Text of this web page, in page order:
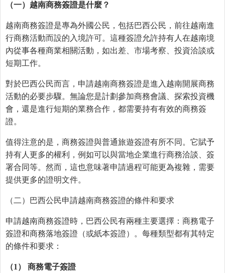
（一）越南商務簽證是什麼 ？
越南商務簽證是專為外國公民，包括巴西公民，前往越南進
行商務活動而設的入境許可。這種簽證允許持有人在越南境
內從事各種商業相關活動，如出差、市場考察、投資洽談或
短期工作。
對於巴西公民而言，申請越南商務簽證是進入越南開展商務
活動的必要步驟。無論您是計劃參加商務會議、探索投資機
會，還是進行短期的業務合作，都需要持有有效的商務簽
證。
值得注意的是，商務簽證與普通旅遊簽證有所不同。它賦予
持有人更多的權利，例如可以與當地企業進行商務洽談、簽
署合同等。然而，這也意味著申請過程可能更為複雜，需要
提供更多的證明文件。
（二）巴西公民申請越南商務簽證的條件和要求
申請越南商務簽證時，巴西公民有兩種主要選擇：商務電子
簽證和商務落地簽證（或紙本簽證）。每種類型都有其特定
的條件和要求：
（1 ） 商務電子簽證